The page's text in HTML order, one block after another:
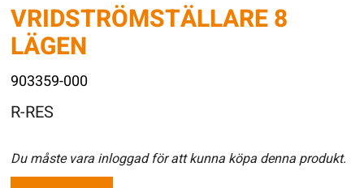
VRIDSTRÖMSTÄLLARE 8
LÄGEN
903359-000
R-RES
Du måste vara inloggad för att kunna köpa denna produkt.